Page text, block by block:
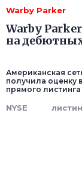
Warby Parker
Warby
на
Американская
получила оценку
прямого
NYSE